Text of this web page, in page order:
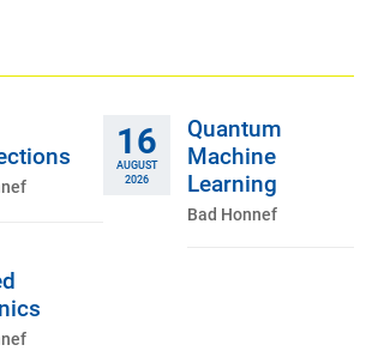
16
AUGUST
2026
Quantum
Machine
Learning
Bad Honnef